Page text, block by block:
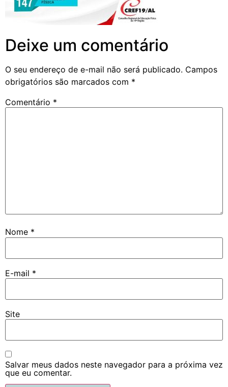
Deixe um comentário
O seu endereço de e-mail não será publicado. Campos
obrigatórios são marcados com *
Comentário *
Nome *
E-mail *
Site
Salvar meus dados neste navegador para a próxima vez
que eu comentar.